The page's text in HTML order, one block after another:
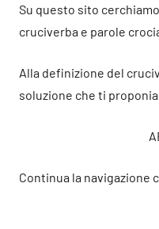
Su questo sito
cruciverba e parole
Alla definizione del
soluzione che ti
Continua la navigazione